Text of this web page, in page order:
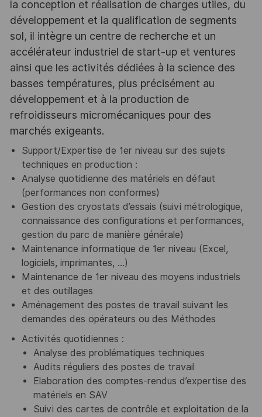
la conception et réalisation de charges utiles, du
développement et la qualification de segments
sol, il intègre un centre de recherche et un
accélérateur industriel de start-up et ventures
ainsi que les activités dédiées à la science des
basses températures, plus précisément au
développement et à la production de
refroidisseurs micromécaniques pour des
marchés exigeants.
Support/Expertise de 1er niveau sur des sujets
techniques en production :
Analyse quotidienne des matériels en défaut
(performances non conformes)
Gestion des cryostats d’essais (suivi métrologique,
connaissance des configurations et performances,
gestion du parc de manière générale)
Maintenance informatique de 1er niveau (Excel,
logiciels, imprimantes, …)
Maintenance de 1er niveau des moyens industriels
et des outillages
Aménagement des postes de travail suivant les
demandes des opérateurs ou des Méthodes
Activités quotidiennes :
Analyse des problématiques techniques
Audits réguliers des postes de travail
Elaboration des comptes-rendus d’expertise des
matériels en SAV
Suivi des cartes de contrôle et exploitation de la